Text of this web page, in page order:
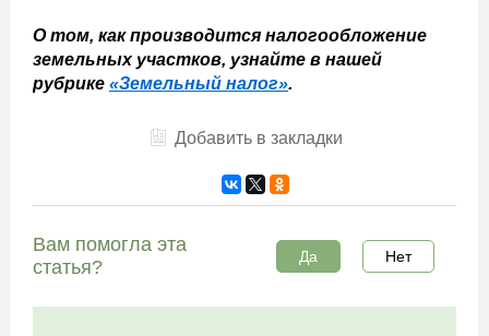
О том, как производится налогообложение
земельных участков, узнайте в нашей
рубрике «Земельный налог».
Добавить в закладки
Вам помогла эта
статья?
Да Нет